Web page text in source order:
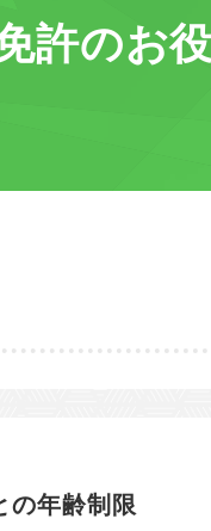
大型車/
許のお
の年齢制限